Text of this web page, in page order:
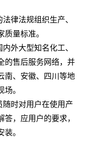
律法规组织生产、
量标准。
外大型知名化工、
的售后服务网络，并
南、安徽、四川等地
。
时对用户在使用产
，应用户的要求，
。